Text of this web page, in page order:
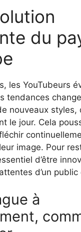
du
les YouTubeurs
tendances
nouveaux styles,
le jour. Cela
image. Pour
d’être
d’un public
à